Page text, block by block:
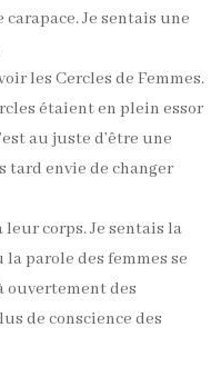
Je sentais une
les Cercles de Femmes.
étaient en plein essor
au juste d’être une
tard envie de changer
corps. Je sentais la
parole des femmes se
ouvertement des
de conscience des